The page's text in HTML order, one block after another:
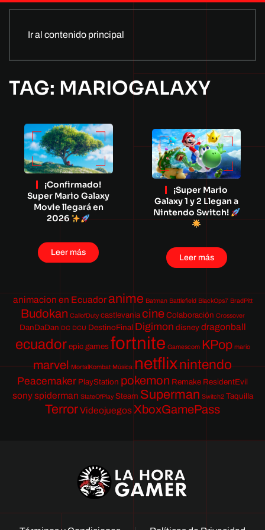
Ir al contenido principal
TAG: MARIOGALAXY
¡Confirmado!
Super Mario Galaxy
Movie llegará en
2026
Leer más
¡Super Mario
Galaxy 1 y 2 Llegan a
Nintendo Switch!
Leer más
animacion en Ecuador anime Batman Battlefield BlackOps7 BradPitt
Budokan CallofDuty castlevania cine Colaboración Crossover
DanDaDan DC DCU DestinoFinal Digimon disney dragonball
ecuador epic games fortnite Gamescom KPop mario
marvel MortalKombat Música netflixnintendo
Peacemaker PlayStation pokemon Remake ResidentEvil
sony spiderman StateOfPlay Steam Superman Switch2 Taquilla
TerrorVideojuegos XboxGamePass